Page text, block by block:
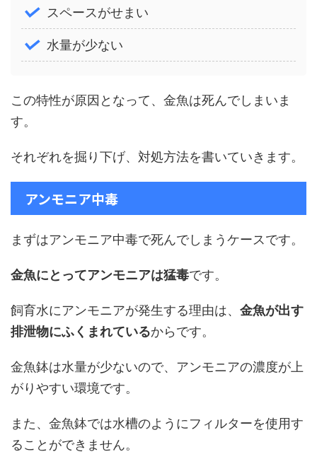
スペースがせまい
水量が少ない
この特性が原因となって、金魚は死んでしまいま
す。
それぞれを掘り下げ、対処方法を書いていきます。
アンモニア中毒
まずはアンモニア中毒で死んでしまうケースです。
金魚にとってアンモニアは猛毒です。
飼育水にアンモニアが発生する理由は、 金魚が出す
排泄物にふくまれているからです。
金魚鉢は水量が少ないので、アンモニアの濃度が上
がりやすい環境です。
また、金魚鉢では水槽のようにフィルターを使用す
ることができません。